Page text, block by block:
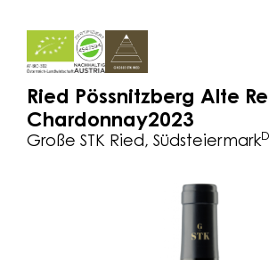
Ried Pössnitzberg Alte
Chardonnay2023
Große STK Ried, Südsteiermark